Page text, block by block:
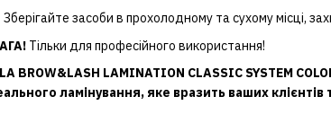
Зберігайте засоби в прохолодному та сухому місці,
Тільки для професійного використання!
BROW&LASH LAMINATION CLASSIC SYSTEM
ламінування, яке вразить ваших